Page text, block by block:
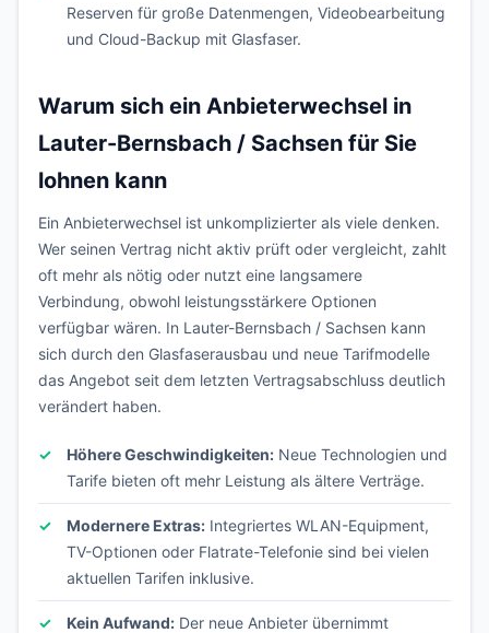
Reserven für große Datenmengen, Videobearbeitung
und Cloud-Backup mit Glasfaser.
Warum sich ein Anbieterwechsel in
Lauter-Bernsbach / Sachsen für Sie
lohnen kann
Ein Anbieterwechsel ist unkomplizierter als viele denken.
Wer seinen Vertrag nicht aktiv prüft oder vergleicht, zahlt
oft mehr als nötig oder nutzt eine langsamere
Verbindung, obwohl leistungsstärkere Optionen
verfügbar wären. In Lauter-Bernsbach / Sachsen kann
sich durch den Glasfaserausbau und neue Tarifmodelle
das Angebot seit dem letzten Vertragsabschluss deutlich
verändert haben.
Höhere Geschwindigkeiten: Neue Technologien und
Tarife bieten oft mehr Leistung als ältere Verträge.
Modernere Extras: Integriertes WLAN-Equipment,
TV-Optionen oder Flatrate-Telefonie sind bei vielen
aktuellen Tarifen inklusive.
Kein Aufwand: Der neue Anbieter übernimmt